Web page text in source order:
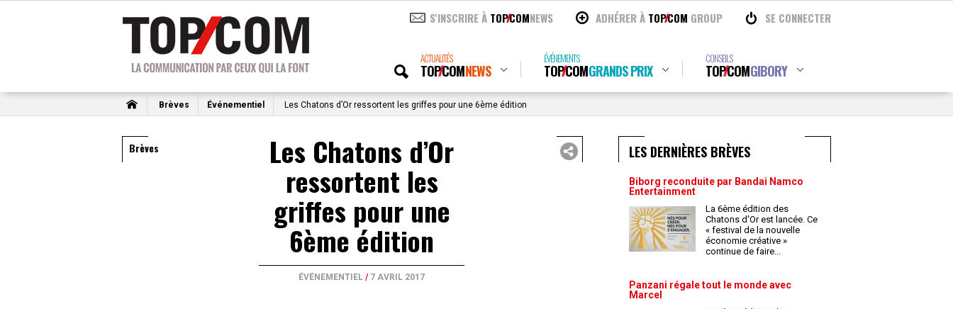
S'INSCRIRE À TOPCOMNEWS ADHÉRER À TOPCOM GROUP SE CONNECTER
ACTUALITÉS
TOPCOMNEWS
ÉVÉNEMENTS
TOPCOMGRANDS PRIX
CONSEILS
TOPCOMGIBORY
Brèves Événementiel Les Chatons d’Or ressortent les griffes pour une 6ème édition
Brèves Les Chatons d’Or
ressortent les
griffes pour une
6ème édition
ÉVÉNEMENTIEL / 7 AVRIL 2017
LES DERNIÈRES BRÈVES
Biborg reconduite par Bandai Namco
Entertainment
La 6ème édition des
Chatons d'Or est lancée. Ce
« festival de la nouvelle
économie créative »
continue de faire...
Panzani régale tout le monde avec
Marcel